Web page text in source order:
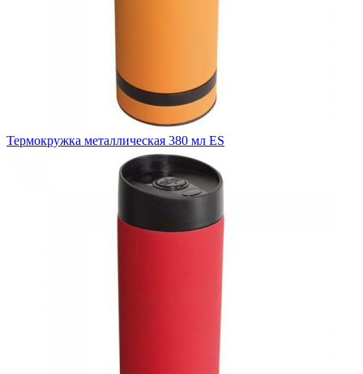
Термокружка металлическая 380 мл ES